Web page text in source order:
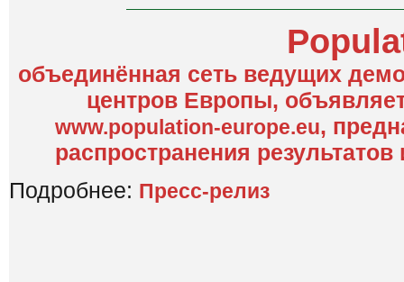
объединённая сеть ведущих
центров Европы,
www.population-europe.eu,
распространения
Подробнее: Пресс-релиз